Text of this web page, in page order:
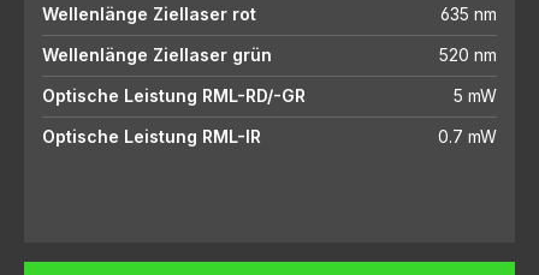
Wellenlänge Ziellaser rot
635 nm
Wellenlänge Ziellaser grün
520 nm
Optische Leistung RML-RD/-GR
5 mW
Optische Leistung RML-IR
0.7 mW